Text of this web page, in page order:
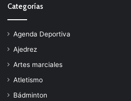
Categorías
Agenda Deportiva
Ajedrez
Artes marciales
Atletismo
Bádminton